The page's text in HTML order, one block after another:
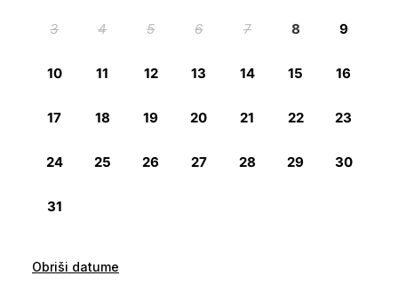
Obriši datume